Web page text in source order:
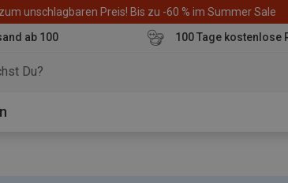
unschlagbaren Preis! Bis zu -60 % im Summer Sale
ab 100
100 Tage kostenlose